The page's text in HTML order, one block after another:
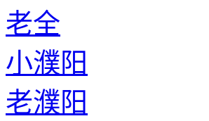
老全
小濮阳
老濮阳